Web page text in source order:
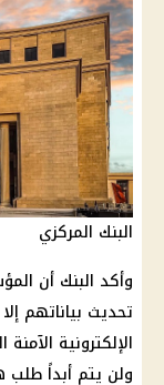
البنك المركزي
وأكد البنك أن
تحديث بياناتهم
الإلكترونية
ولن يتم أبداً طلب